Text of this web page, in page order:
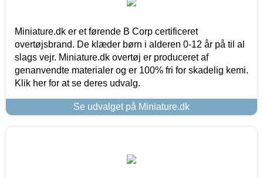
Miniature.dk er et førende B Corp certificeret
overtøjsbrand. De klæder børn i alderen 0-12 år på til al
slags vejr. Miniature.dk overtøj er produceret af
genanvendte materialer og er 100% fri for skadelig kemi.
Klik her for at se deres udvalg.
Se udvalget på Miniature.dk